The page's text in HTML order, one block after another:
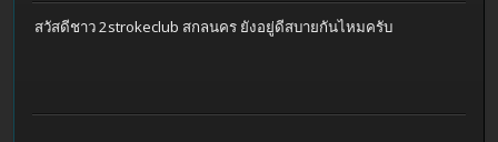
สวัสดีชาว 2strokeclub สกลนคร ยังอยู่ดีสบายกันไหมครับ